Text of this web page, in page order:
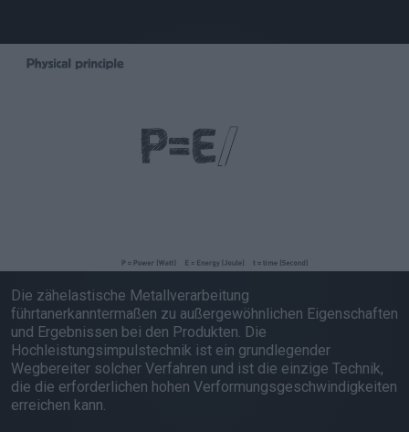
Die zähelastische Metallverarbeitung
führtanerkanntermaßen zu außergewöhnlichen Eigenschaften
und Ergebnissen bei den Produkten. Die
Hochleistungsimpulstechnik ist ein grundlegender
Wegbereiter solcher Verfahren und ist die einzige Technik,
die die erforderlichen hohen Verformungsgeschwindigkeiten
erreichen kann.